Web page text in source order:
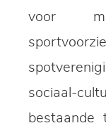
voor
sociaal-
bestaande